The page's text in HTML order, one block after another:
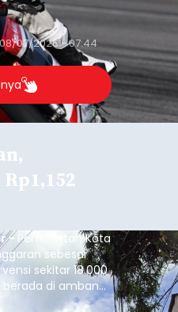
07/2026 - 07:44
- Pemerintah Kota
sebesar
sekitar 18.000
berada di ambang
ini diambil